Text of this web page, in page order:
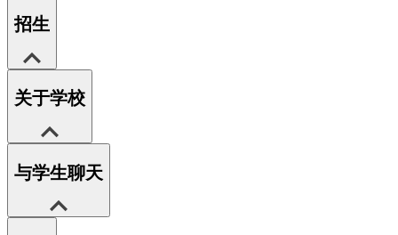
招生
关于学校
与学生聊天